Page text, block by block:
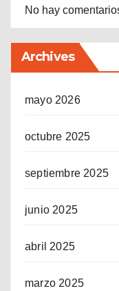
No hay
Archives
mayo 2026
octubre 2025
septiembre 2025
junio 2025
abril 2025
marzo 2025